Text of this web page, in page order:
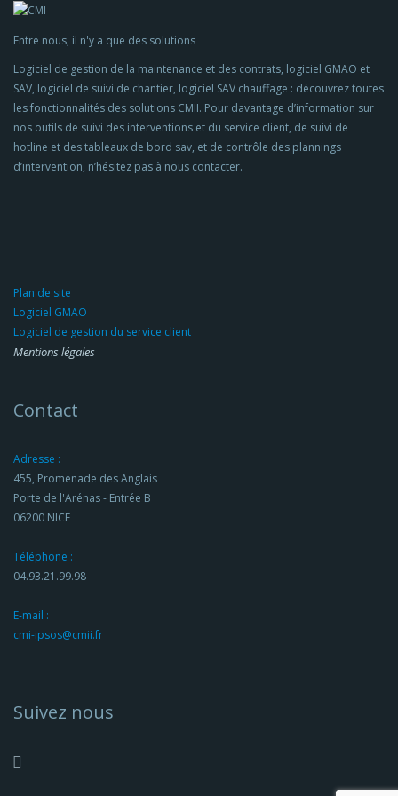
Entre nous, il n'y a que des solutions
Logiciel de gestion de la maintenance et des contrats, logiciel GMAO et
SAV, logiciel de suivi de chantier, logiciel SAV chauffage : découvrez toutes
les fonctionnalités des solutions CMII. Pour davantage d’information sur
nos outils de suivi des interventions et du service client, de suivi de
hotline et des tableaux de bord sav, et de contrôle des plannings
d’intervention, n’hésitez pas à nous contacter.
Plan de site
Logiciel GMAO
Logiciel de gestion du service client
Mentions légales
Contact
Adresse :
455, Promenade des Anglais
Porte de l'Arénas - Entrée B
06200 NICE
Téléphone :
04.93.21.99.98
E-mail :
cmi-ipsos@cmii.fr
Suivez nous